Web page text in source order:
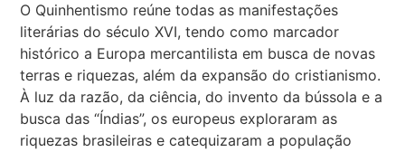
O Quinhentismo reúne todas as manifestações
literárias do século XVI, tendo como marcador
histórico a Europa mercantilista em busca de novas
terras e riquezas, além da expansão do cristianismo.
À luz da razão, da ciência, do invento da bússola e a
busca das “Índias”, os europeus exploraram as
riquezas brasileiras e catequizaram a população